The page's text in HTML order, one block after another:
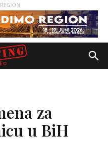
za
u BiH